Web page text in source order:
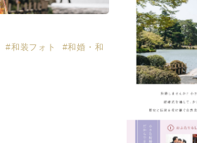
#和装フォト
#和婚・和